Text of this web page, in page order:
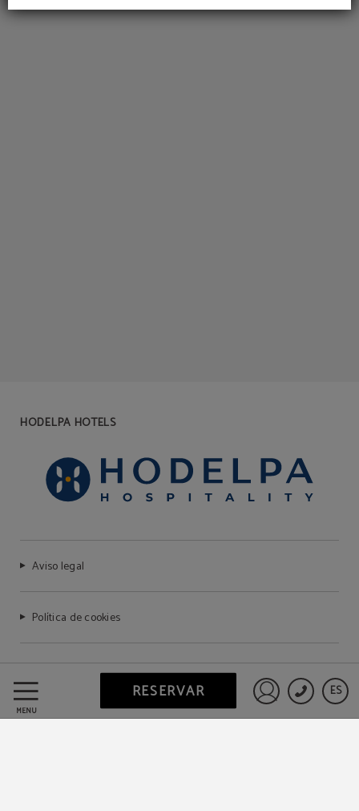
MENÚ
ES
RESERVAR
HODELPA HOTELS
Aviso legal
Política de cookies
Preguntas frecuentes
Protección de datos